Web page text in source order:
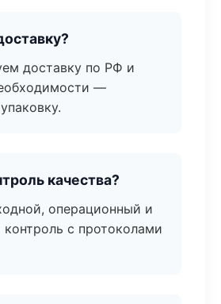
доставку по РФ и
—
качества?
операционный и
с протоколами